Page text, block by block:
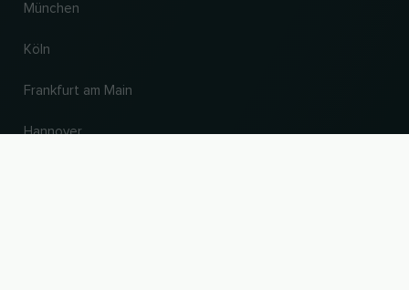
München
Köln
Frankfurt am Main
Hannover